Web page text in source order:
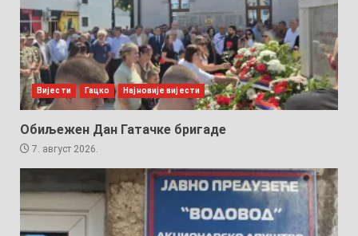
Вијести Гацко Најновије вијести
Обиљежен Дан Гатачке бригаде
7. август 2026.